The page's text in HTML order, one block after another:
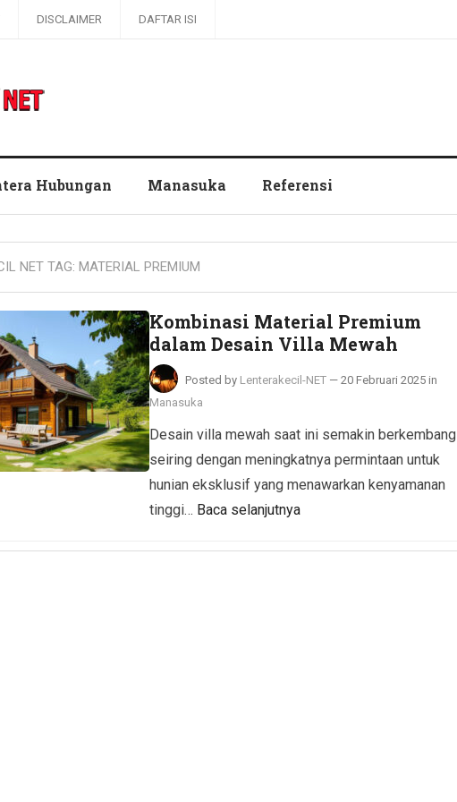
DISCLAIMER DAFTAR ISI
Hubungan Manasuka Referensi
NET TAG: MATERIAL PREMIUM
Kombinasi Material Premium
dalam Desain Villa Mewah
Posted by Lenterakecil-NET — 20 Februari 2025 in
Manasuka
Desain villa mewah saat ini semakin berkembang
seiring dengan meningkatnya permintaan untuk
hunian eksklusif yang menawarkan kenyamanan
tinggi… Baca selanjutnya